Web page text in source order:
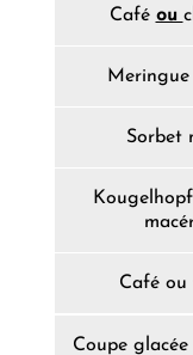
Café ou
Sorbet
Café ou
Coupe